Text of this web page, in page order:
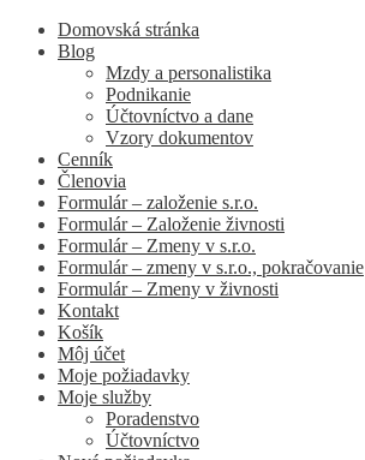
Domovská stránka
Blog
Mzdy a personalistika
Podnikanie
Účtovníctvo a dane
Vzory dokumentov
Cenník
Členovia
Formulár – založenie s.r.o.
Formulár – Založenie živnosti
Formulár – Zmeny v s.r.o.
Formulár – zmeny v s.r.o., pokračovanie
Formulár – Zmeny v živnosti
Kontakt
Košík
Môj účet
Moje požiadavky
Moje služby
Poradenstvo
Účtovníctvo